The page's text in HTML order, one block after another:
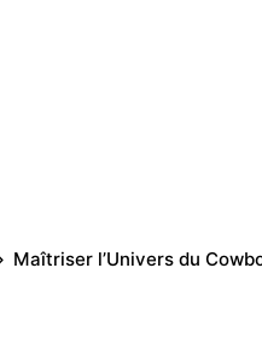
Maîtriser l’Univers du